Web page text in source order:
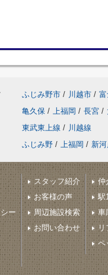
ふじみ野市 / 川越市 /
亀久保 / 上福岡 / 長宮 /
東武東上線 / 川越線
ふじみ野 / 上福岡 / 新
ー
スタッフ紹介
お客様の声
周辺施設検索
お問い合わせ
仲
駅
車
ペ